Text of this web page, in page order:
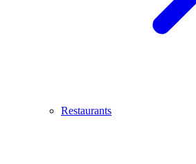
Restaurants